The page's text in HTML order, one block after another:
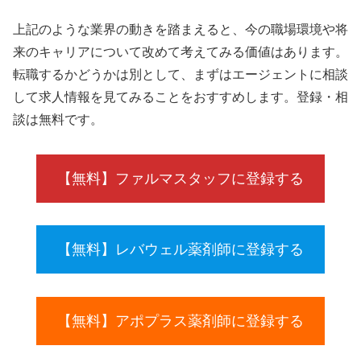
上記のような業界の動きを踏まえると、今の職場環境や将
来のキャリアについて改めて考えてみる価値はあります。
転職するかどうかは別として、まずはエージェントに相談
して求人情報を見てみることをおすすめします。登録・相
談は無料です。
【無料】ファルマスタッフに登録する
【無料】レバウェル薬剤師に登録する
【無料】アポプラス薬剤師に登録する